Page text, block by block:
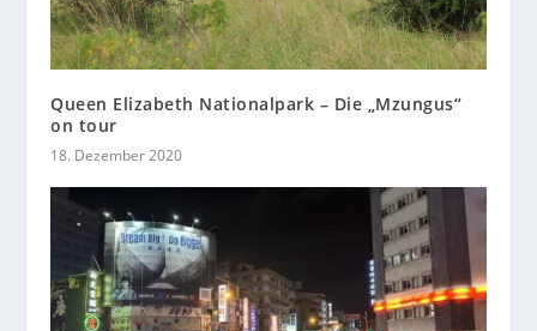
Queen Elizabeth Nationalpark – Die „Mzungus“
on tour
18. Dezember 2020